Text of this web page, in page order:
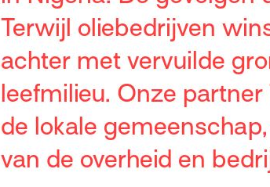
Terwijl oliebedrijven
achter met vervuilde
leefmilieu. Onze
de lokale
van de overheid en